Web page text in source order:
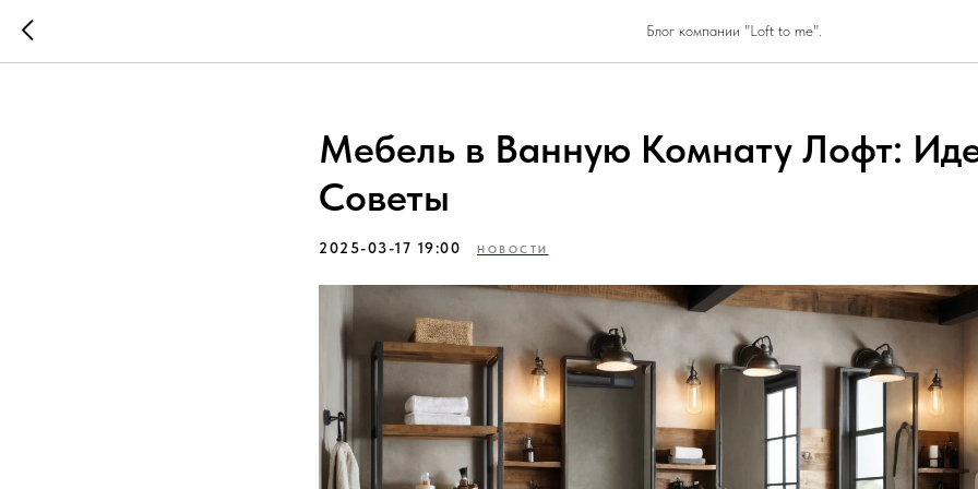
Блог компании "Loft to me".
Мебель в Ванную Комнату Лофт:
Советы
2025-03-17 19:00 НОВОСТИ